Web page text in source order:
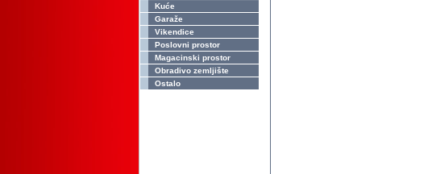
Kuće
Garaže
Vikendice
Poslovni prostor
Magacinski prostor
Obradivo zemljište
Ostalo